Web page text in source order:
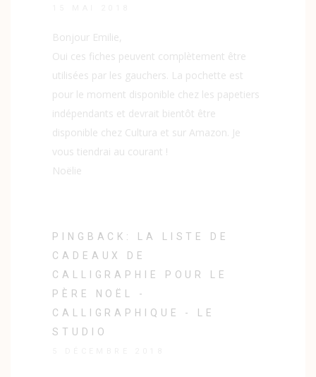
Bonjour Emilie,
Oui ces fiches peuvent complètement être
utilisées par les gauchers. La pochette est
pour le moment disponible chez les papetiers
indépendants et devrait bientôt être
disponible chez Cultura et sur Amazon. Je
vous tiendrai au courant !
Noëlie
PINGBACK:
LA LISTE DE
CADEAUX DE
CALLIGRAPHIE POUR LE
PÈRE NOËL -
CALLIGRAPHIQUE - LE
STUDIO